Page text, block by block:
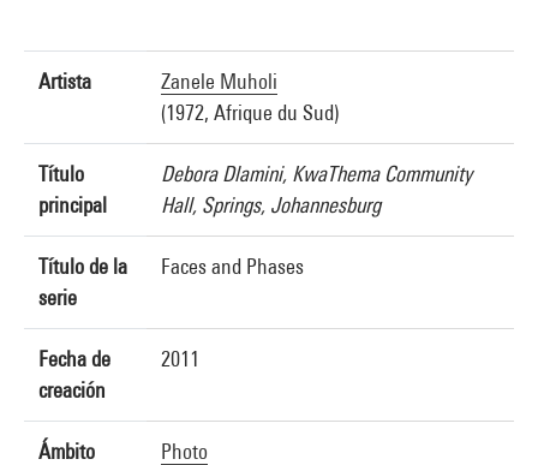
Artista
Zanele Muholi
(1972, Afrique du Sud)
Título
principal
Debora Dlamini, KwaThema Community
Hall, Springs, Johannesburg
Título de la
serie
Faces and Phases
Fecha de
creación
2011
Ámbito Photo